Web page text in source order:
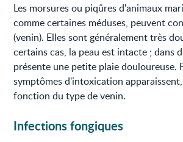
Les morsures ou piqûres d'animaux
comme certaines méduses, peuvent
(venin). Elles sont généralement très
certains cas, la peau est intacte ; dans
présente une petite plaie douloureuse.
symptômes d'intoxication
fonction du type de venin.
Infections fongiques